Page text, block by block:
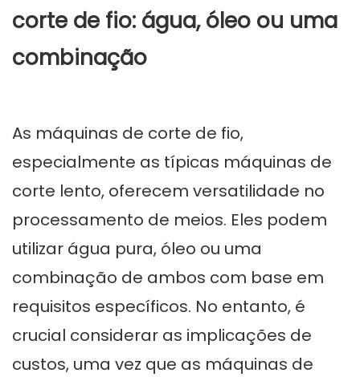
corte de fio: água, óleo ou uma
combinação
As máquinas de corte de fio,
especialmente as típicas máquinas de
corte lento, oferecem versatilidade no
processamento de meios. Eles podem
utilizar água pura, óleo ou uma
combinação de ambos com base em
requisitos específicos. No entanto, é
crucial considerar as implicações de
custos, uma vez que as máquinas de